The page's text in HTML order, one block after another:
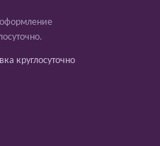
круглосуточно